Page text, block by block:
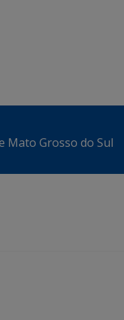
Mato Grosso do Sul